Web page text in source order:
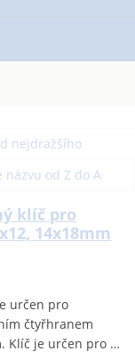
nejdražšího
názvu od Z do A
klíč pro
14x18mm
určen pro
čtyřhranem
Klíč je určen pro …